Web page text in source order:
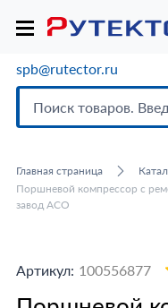
spb@rutector.ru
Главная страница
Поршневой компрессор с
завод АСО
Артикул: 100556877